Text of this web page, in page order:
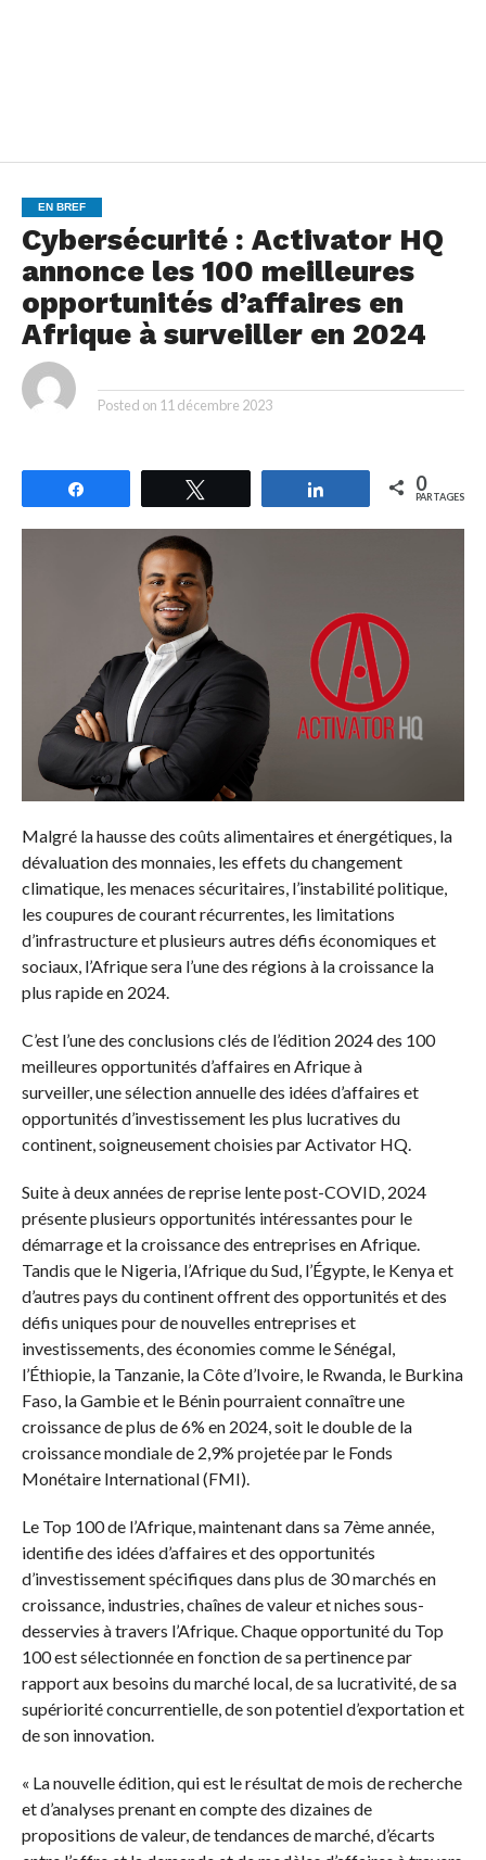
EN BREF
Cybersécurité : Activator HQ
annonce les 100 meilleures
opportunités d’affaires en
Afrique à surveiller en 2024
Posted on 11 décembre 2023
Partagez 0
PARTAGES
Malgré la hausse des coûts alimentaires et énergétiques, la
dévaluation des monnaies, les effets du changement
climatique, les menaces sécuritaires, l’instabilité politique,
les coupures de courant récurrentes, les limitations
d’infrastructure et plusieurs autres défis économiques et
sociaux, l’Afrique sera l’une des régions à la croissance la
plus rapide en 2024.
C’est l’une des conclusions clés de l’édition 2024 des 100
meilleures opportunités d’affaires en Afrique à
surveiller, une sélection annuelle des idées d’affaires et
opportunités d’investissement les plus lucratives du
continent, soigneusement choisies par Activator HQ.
Suite à deux années de reprise lente post-COVID, 2024
présente plusieurs opportunités intéressantes pour le
démarrage et la croissance des entreprises en Afrique.
Tandis que le Nigeria, l’Afrique du Sud, l’Égypte, le Kenya et
d’autres pays du continent offrent des opportunités et des
défis uniques pour de nouvelles entreprises et
investissements, des économies comme le Sénégal,
l’Éthiopie, la Tanzanie, la Côte d’Ivoire, le Rwanda, le Burkina
Faso, la Gambie et le Bénin pourraient connaître une
croissance de plus de 6% en 2024, soit le double de la
croissance mondiale de 2,9% projetée par le Fonds
Monétaire International (FMI).
Le Top 100 de l’Afrique, maintenant dans sa 7ème année,
identifie des idées d’affaires et des opportunités
d’investissement spécifiques dans plus de 30 marchés en
croissance, industries, chaînes de valeur et niches sous-
desservies à travers l’Afrique. Chaque opportunité du Top
100 est sélectionnée en fonction de sa pertinence par
rapport aux besoins du marché local, de sa lucrativité, de sa
supériorité concurrentielle, de son potentiel d’exportation et
de son innovation.
« La nouvelle édition, qui est le résultat de mois de recherche
et d’analyses prenant en compte des dizaines de
propositions de valeur, de tendances de marché, d’écarts